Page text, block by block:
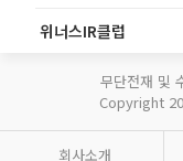
위너스IR클럽
무단전재 및
Copyright
회사소개